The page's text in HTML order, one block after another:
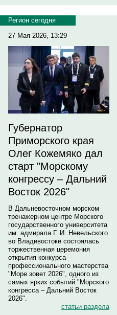
Регион сегодня
27 Мая 2026, 13:29
Губернатор
Приморского края
Олег Кожемяко дал
старт "Морскому
конгрессу – Дальний
Восток 2026"
В Дальневосточном морском
тренажерном центре Морского
государственного университета
им. адмирала Г. И. Невельского
во Владивостоке состоялась
торжественная церемония
открытия конкурса
профессионального мастерства
"Море зовет 2026", одного из
самых ярких событий "Морского
конгресса – Дальний Восток
2026".
статьи раздела